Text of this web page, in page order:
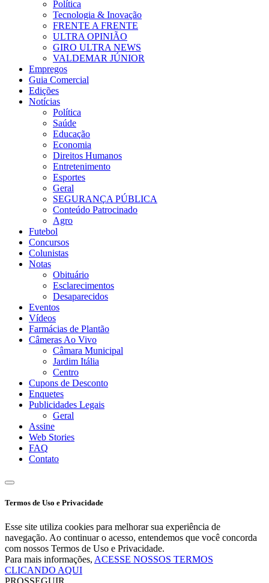
Política
Tecnologia & Inovação
FRENTE A FRENTE
ULTRA OPINIÃO
GIRO ULTRA NEWS
VALDEMAR JÚNIOR
Empregos
Guia Comercial
Edições
Notícias
Política
Saúde
Educação
Economia
Direitos Humanos
Entretenimento
Esportes
Geral
SEGURANÇA PÚBLICA
Conteúdo Patrocinado
Agro
Futebol
Concursos
Colunistas
Notas
Obituário
Esclarecimentos
Desaparecidos
Eventos
Vídeos
Farmácias de Plantão
Câmeras Ao Vivo
Câmara Municipal
Jardim Itália
Centro
Cupons de Desconto
Enquetes
Publicidades Legais
Geral
Assine
Web Stories
FAQ
Contato
Termos de Uso e Privacidade
Esse site utiliza cookies para melhorar sua experiência de
navegação. Ao continuar o acesso, entendemos que você concorda
com nossos Termos de Uso e Privacidade.
Para mais informações, ACESSE NOSSOS TERMOS
CLICANDO AQUI
PROSSEGUIR